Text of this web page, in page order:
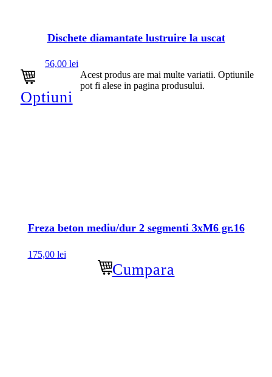
Dischete diamantate lustruire la uscat
56,00 lei
Optiuni
Acest produs are mai multe variatii. Optiunile
pot fi alese in pagina produsului.
Freza beton mediu/dur 2 segmenti 3xM6 gr.16
175,00 lei
Cumpara